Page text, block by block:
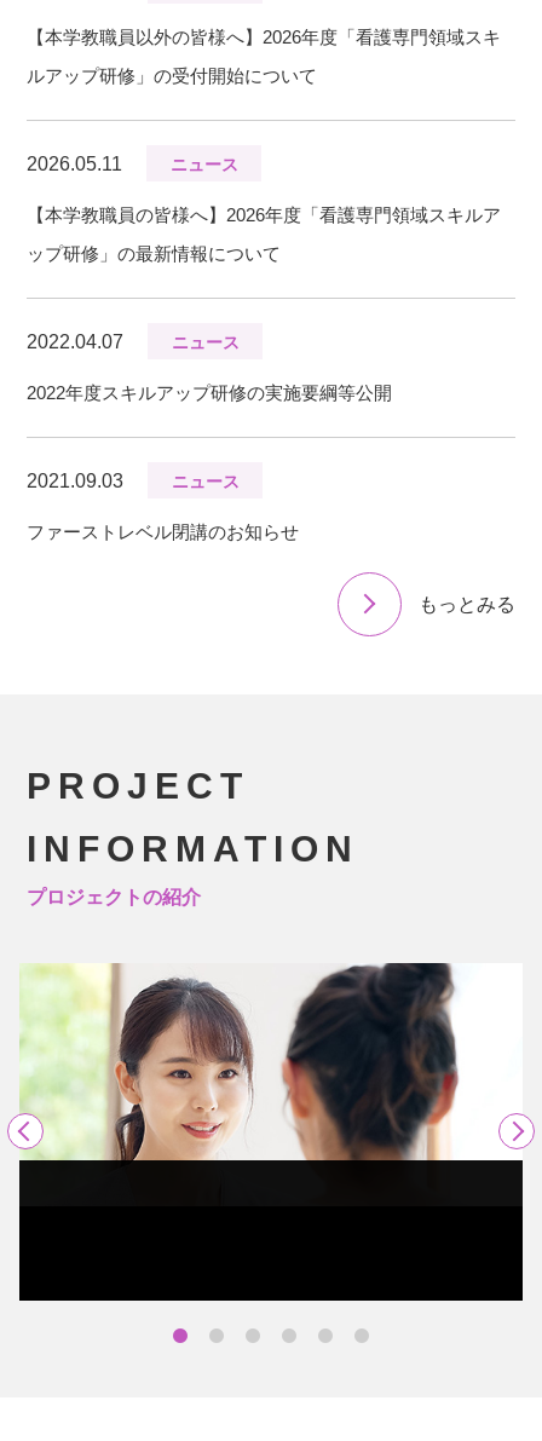
【本学教職員以外の皆様へ】2026年度「看護専門領域スキ
ルアップ研修」の受付開始について
2026.05.11 ニュース
【本学教職員の皆様へ】2026年度「看護専門領域スキルア
ップ研修」の最新情報について
2022.04.07 ニュース
2022年度スキルアップ研修の実施要綱等公開
2021.09.03 ニュース
ファーストレベル閉講のお知らせ
もっとみる
PROJECT
INFORMATION
プロジェクトの紹介